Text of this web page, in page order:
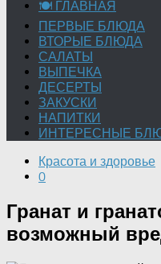
🍽 ГЛАВНАЯ
ПЕРВЫЕ БЛЮДА
ВТОРЫЕ БЛЮДА
САЛАТЫ
ВЫПЕЧКА
ДЕСЕРТЫ
ЗАКУСКИ
НАПИТКИ
ИНТЕРЕСНЫЕ
Красота и здоровье
0
Гранат и
возможный